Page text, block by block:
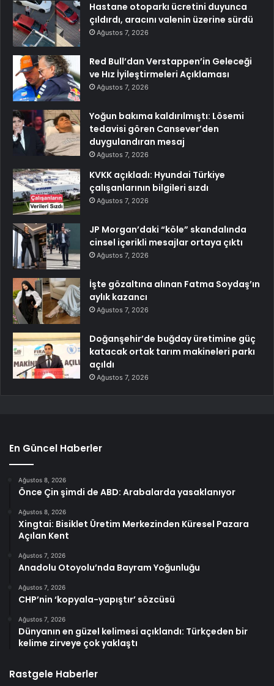
Hastane otoparkı ücretini duyunca
çıldırdı, aracını valenin üzerine sürdü
Ağustos 7, 2026
Red Bull’dan Verstappen’in Geleceği
ve Hız İyileştirmeleri Açıklaması
Ağustos 7, 2026
Yoğun bakıma kaldırılmıştı: Lösemi
tedavisi gören Cansever’den
duygulandıran mesaj
Ağustos 7, 2026
KVKK açıkladı: Hyundai Türkiye
çalışanlarının bilgileri sızdı
Ağustos 7, 2026
JP Morgan’daki “köle” skandalında
cinsel içerikli mesajlar ortaya çıktı
Ağustos 7, 2026
İşte gözaltına alınan Fatma Soydaş’ın
aylık kazancı
Ağustos 7, 2026
Doğanşehir’de buğday üretimine güç
katacak ortak tarım makineleri parkı
açıldı
Ağustos 7, 2026
En Güncel Haberler
Ağustos 8, 2026
Önce Çin şimdi de ABD: Arabalarda yasaklanıyor
Ağustos 8, 2026
Xingtai: Bisiklet Üretim Merkezinden Küresel Pazara
Açılan Kent
Ağustos 7, 2026
Anadolu Otoyolu’nda Bayram Yoğunluğu
Ağustos 7, 2026
CHP’nin ‘kopyala-yapıştır’ sözcüsü
Ağustos 7, 2026
Dünyanın en güzel kelimesi açıklandı: Türkçeden bir
kelime zirveye çok yaklaştı
Rastgele Haberler